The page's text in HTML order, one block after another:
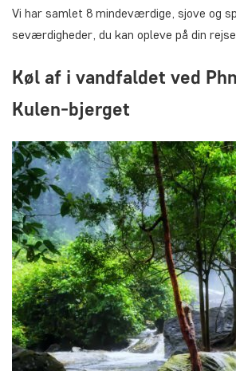
Vi har samlet 8 mindeværdige, sjove og
seværdigheder, du kan opleve på din
Køl af i vandfaldet ved
Kulen-bjerget